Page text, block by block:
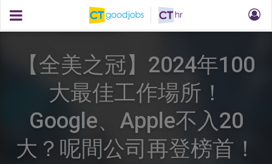
【全美之冠】2024年100
大最佳工作場所！
Google、Apple不入20
大？呢間公司再登榜首！